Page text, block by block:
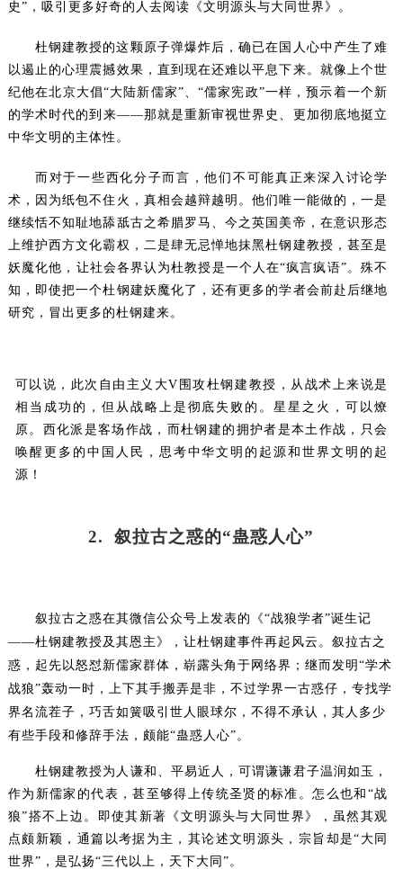
史”，吸引更多好奇的人去阅读《文明源头与大同世界》。
杜钢建教授的这颗原子弹爆炸后，确已在国人心中产生了难
以遏止的心理震撼效果，直到现在还难以平息下来。就像上个世
纪他在北京大倡“大陆新儒家”、“儒家宪政”一样，预示着一个新
的学术时代的到来——那就是重新审视世界史、更加彻底地挺立
中华文明的主体性。
而对于一些西化分子而言，他们不可能真正来深入讨论学
术，因为纸包不住火，真相会越辩越明。他们唯一能做的，一是
继续恬不知耻地舔舐古之希腊罗马、今之英国美帝，在意识形态
上维护西方文化霸权，二是肆无忌惮地抹黑杜钢建教授，甚至是
妖魔化他，让社会各界认为杜教授是一个人在“疯言疯语”。殊不
知，即使把一个杜钢建妖魔化了，还有更多的学者会前赴后继地
研究，冒出更多的杜钢建来。
可以说，此次自由主义大V围攻杜钢建教授，从战术上来说是
相当成功的，但从战略上是彻底失败的。星星之火，可以燎
原。西化派是客场作战，而杜钢建的拥护者是本土作战，只会
唤醒更多的中国人民，思考中华文明的起源和世界文明的起
源！
2. 叙拉古之惑的“蛊惑人心”
叙拉古之惑在其微信公众号上发表的《“战狼学者”诞生记
——杜钢建教授及其恩主》，让杜钢建事件再起风云。 叙拉古之
惑，起先以怒怼新儒家群体，崭露头角于网络界；继而发明“学术
战狼”轰动一时，上下其手搬弄是非，不过学界一古惑仔，专找学
界名流茬子，巧舌如簧吸引世人眼球尔，不得不承认，其人多少
有些手段和修辞手法，颇能“蛊惑人心”。
杜钢建教授为人谦和、平易近人，可谓谦谦君子温润如玉，
作为新儒家的代表，甚至够得上传统圣贤的标准。怎么也和“战
狼”搭不上边。即使其新著《文明源头与大同世界》，虽然其观
点颇新颖，通篇以考据为主，其论述文明源头，宗旨却是“大同
世界”，是弘扬“三代以上，天下大同”。